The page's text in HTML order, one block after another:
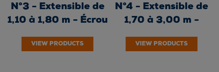
N°3 - Extensible de
1,10 à 1,80 m - Écrou
VIEW PRODUCTS
N°4 - Extensible de
1,70 à 3,00 m -
VIEW PRODUCTS